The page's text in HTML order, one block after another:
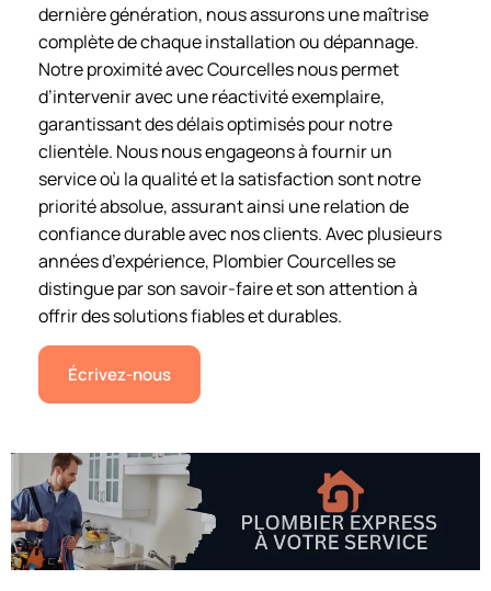
dernière génération, nous assurons une maîtrise
complète de chaque installation ou dépannage.
Notre proximité avec Courcelles nous permet
d’intervenir avec une réactivité exemplaire,
garantissant des délais optimisés pour notre
clientèle. Nous nous engageons à fournir un
service où la qualité et la satisfaction sont notre
priorité absolue, assurant ainsi une relation de
confiance durable avec nos clients. Avec plusieurs
années d’expérience, Plombier Courcelles se
distingue par son savoir-faire et son attention à
offrir des solutions fiables et durables.
Écrivez-nous